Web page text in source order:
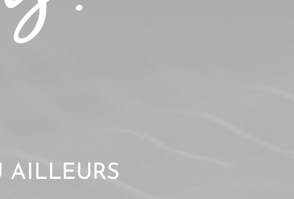
AILLEURS